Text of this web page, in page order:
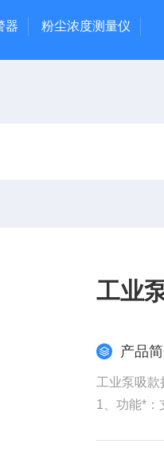
器 粉尘浓度测量仪
工业
产品
工业泵吸款
1、功能*：